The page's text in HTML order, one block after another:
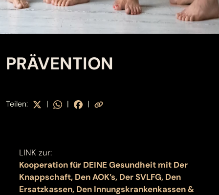
PRÄVENTION
Teilen: | | |
LINK zur:
Kooperation für DEINE Gesundheit mit Der
Knappschaft, Den AOK’s, Der SVLFG, Den
Ersatzkassen, Den Innungskrankenkassen &